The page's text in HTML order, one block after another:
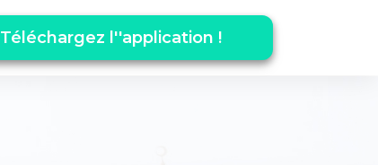
Téléchargez l''application !